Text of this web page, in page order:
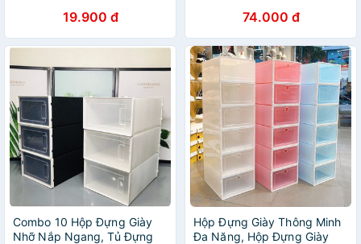
Full Size Lớn Chịu Lực Tốt
19.900 đ 74.000 đ
Combo 10 Hộp Đựng Giày
Nhỡ Nắp Ngang, Tủ Đựng
Hộp Đựng Giày Thông Minh
Đa Năng, Hộp Đựng Giày